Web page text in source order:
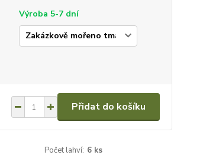
Výroba 5-7 dní
Přidat do košíku
Počet lahví: 6 ks